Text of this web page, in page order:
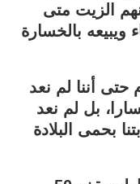
الزيت متى
بالخسارة
حتى أننا لم نعد
بل لم نعد
بحمى البلادة